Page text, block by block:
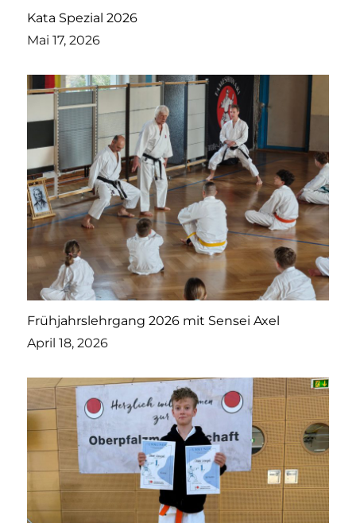
Kata Spezial 2026
Mai 17, 2026
Frühjahrslehrgang 2026 mit Sensei Axel
April 18, 2026